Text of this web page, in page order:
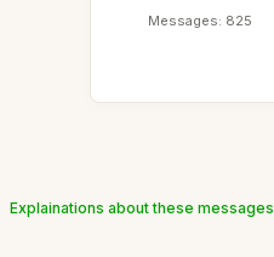
Messages: 825
Explainations about these messages